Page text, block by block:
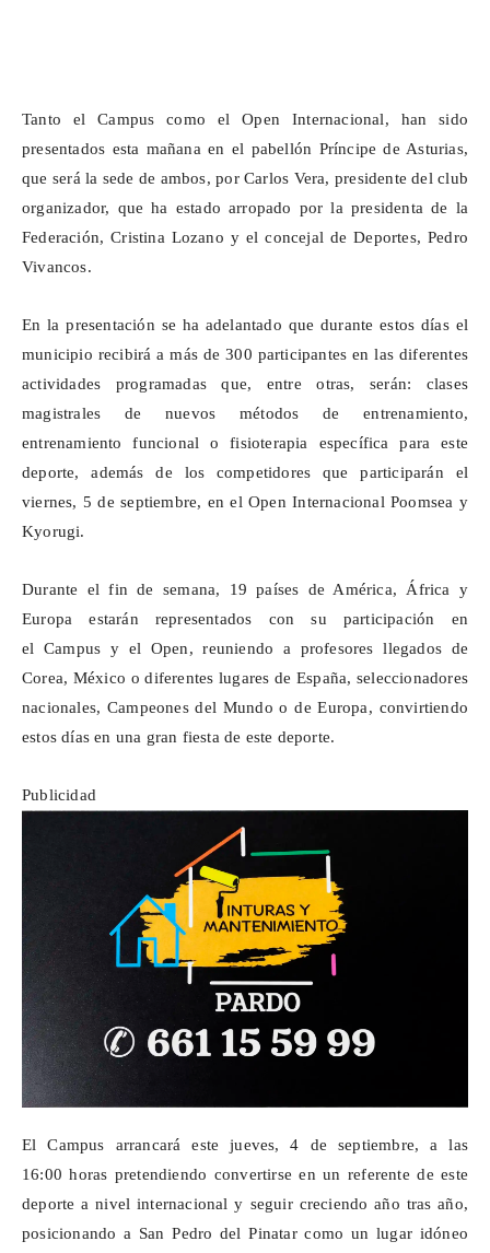
Tanto el Campus como el Open Internacional, han sido
presentados esta mañana en el pabellón Príncipe de Asturias,
que será la sede de ambos, por Carlos Vera, presidente del club
organizador, que ha estado arropado por la presidenta de la
Federación, Cristina Lozano y el concejal de Deportes, Pedro
Vivancos.
En la presentación se ha adelantado que durante estos días el
municipio recibirá a más de 300 participantes en las diferentes
actividades programadas que, entre otras, serán: clases
magistrales de nuevos métodos de entrenamiento,
entrenamiento funcional o fisioterapia específica para este
deporte, además de los competidores que participarán el
viernes, 5 de septiembre, en el Open InternacionalPoomsea y
Kyorugi.
Durante el fin de semana, 19 países de América, África y
Europa estarán representados con su participación en
el Campus y el Open, reuniendo a profesores llegados de
Corea, México o diferentes lugares de España, seleccionadores
nacionales, Campeones del Mundo o de Europa, convirtiendo
estos días en una gran fiesta de este deporte.
Publicidad
El Campus arrancará este jueves, 4 de septiembre, a las
16:00 horas pretendiendo convertirse en un referente de este
deporte a nivel internacional y seguir creciendo año tras año,
posicionando a San Pedro del Pinatar como un lugar idóneo